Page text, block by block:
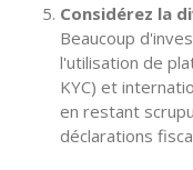
Considérez la
Beaucoup
l'utilisation de
KYC) et
en restant
déclarations